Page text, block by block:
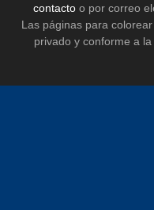
contactoo por correo
Las páginas para
privado y conforme a